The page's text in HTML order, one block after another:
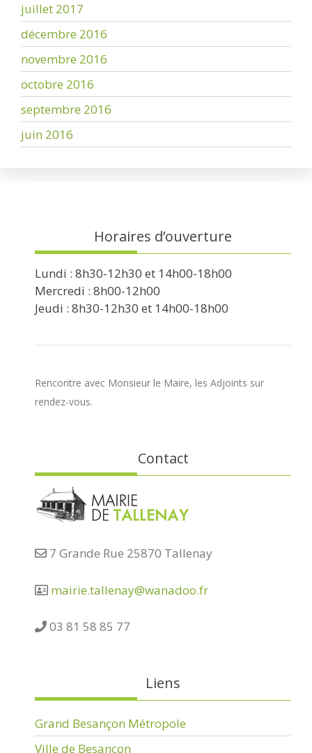
juillet 2017
décembre 2016
novembre 2016
octobre 2016
septembre 2016
juin 2016
Horaires d’ouverture
Lundi : 8h30-12h30 et 14h00-18h00
Mercredi : 8h00-12h00
Jeudi : 8h30-12h30 et 14h00-18h00
Rencontre avec Monsieur le Maire, les Adjoints sur
rendez-vous.
Contact
7 Grande Rue 25870 Tallenay
mairie.tallenay@wanadoo.fr
03 81 58 85 77
Liens
Grand Besançon Métropole
Ville de Besançon